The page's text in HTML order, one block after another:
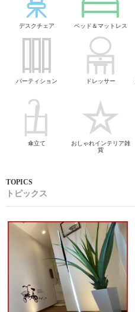
デスクチェア ベッド＆マットレス
パーティション ドレッサー
傘立て
おしゃれインテリア雑
貨
トピックス